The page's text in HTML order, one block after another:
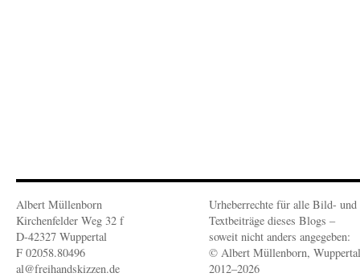
Albert Müllenborn
Kirchenfelder Weg 32 f
D-42327 Wuppertal
F 02058.80496
al@freihandskizzen.de
Urheberrechte für alle Bild- und
Textbeiträge dieses Blogs –
soweit nicht anders angegeben:
© Albert Müllenborn, Wuppertal
2012–2026